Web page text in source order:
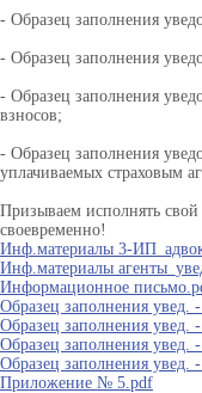
- Образец заполнения
- Образец заполнения
- Образец заполнения
взносов;
- Образец заполнения
уплачиваемых страховым
Призываем исполнять
своевременно!
Инф.материалы 3-
Инф.материалы
Информационное
Образец заполнения
Образец заполнения
Образец заполнения
Образец заполнения
Приложение № 5.pdf